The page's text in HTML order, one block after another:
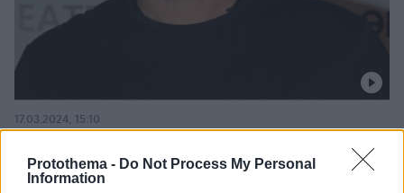
Protothema - Do Not Process My Personal
Information
ότι έχω χάσει πολύτιμο χρόνο από το μεγάλωμά τους
Προσπαθώ να καλύψω το χαμένο έδαφος, ό, τι έχω
17.03.2024, 15:10